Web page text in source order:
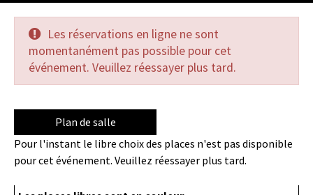
Les réservations en ligne ne sont
momentanément pas possible pour cet
événement. Veuillez réessayer plus tard.
Plan de salle
Pour l'instant le libre choix des places n'est pas disponible
pour cet événement. Veuillez réessayer plus tard.